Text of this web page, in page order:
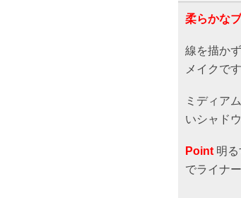
柔らかな
線を描か
メイクです
ミディア
いシャド
Point 明
でライナ